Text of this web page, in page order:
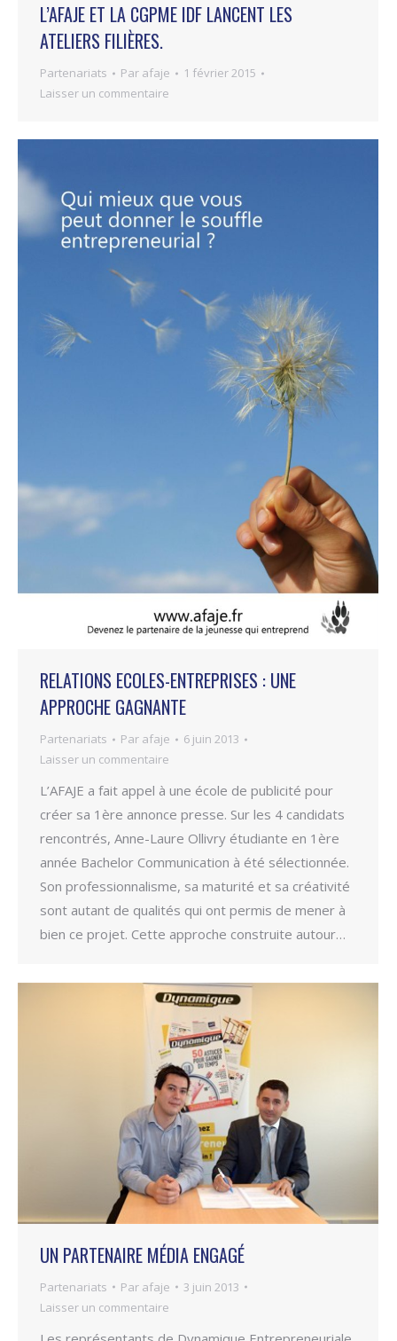
L’AFAJE ET LA CGPME IDF LANCENT LES
ATELIERS FILIÈRES.
Partenariats Par afaje
1 février 2015
Laisser un commentaire
RELATIONS ECOLES-ENTREPRISES : UNE
APPROCHE GAGNANTE
Partenariats Par afaje
6 juin 2013
Laisser un commentaire
L’AFAJE a fait appel à une école de publicité pour
créer sa 1ère annonce presse. Sur les 4 candidats
rencontrés, Anne-Laure Ollivry étudiante en 1ère
année Bachelor Communication à été sélectionnée.
Son professionnalisme, sa maturité et sa créativité
sont autant de qualités qui ont permis de mener à
bien ce projet. Cette approche construite autour…
UN PARTENAIRE MÉDIA ENGAGÉ
Partenariats Par afaje
3 juin 2013
Laisser un commentaire